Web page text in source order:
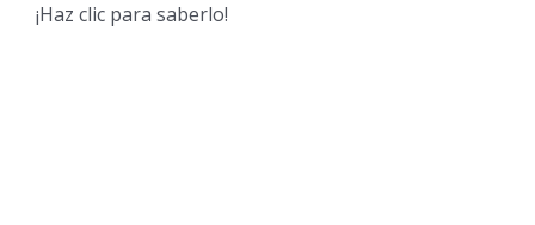
¡Haz clic para saberlo!